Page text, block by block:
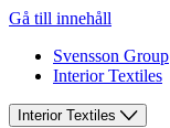
Gå till innehåll
Svensson Group
Interior Textiles
Interior Textiles